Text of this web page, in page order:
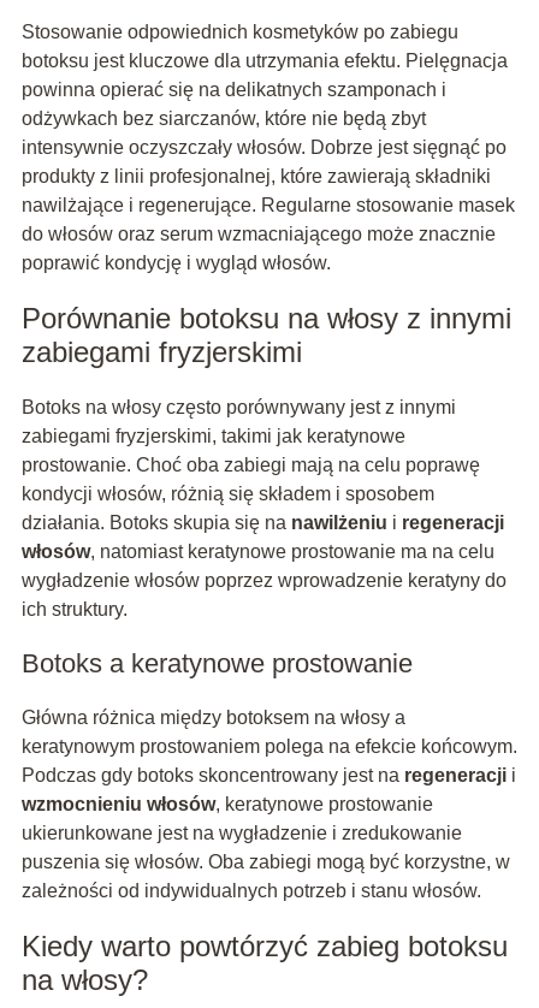
Stosowanie odpowiednich kosmetyków po zabiegu
botoksu jest kluczowe dla utrzymania efektu. Pielęgnacja
powinna opierać się na delikatnych szamponach i
odżywkach bez siarczanów, które nie będą zbyt
intensywnie oczyszczały włosów. Dobrze jest sięgnąć po
produkty z linii profesjonalnej, które zawierają składniki
nawilżające i regenerujące. Regularne stosowanie masek
do włosów oraz serum wzmacniającego może znacznie
poprawić kondycję i wygląd włosów.
Porównanie botoksu na włosy z innymi
zabiegami fryzjerskimi
Botoks na włosy często porównywany jest z innymi
zabiegami fryzjerskimi, takimi jak keratynowe
prostowanie. Choć oba zabiegi mają na celu poprawę
kondycji włosów, różnią się składem i sposobem
działania. Botoks skupia się na nawilżeniu i regeneracji
włosów, natomiast keratynowe prostowanie ma na celu
wygładzenie włosów poprzez wprowadzenie keratyny do
ich struktury.
Botoks a keratynowe prostowanie
Główna różnica między botoksem na włosy a
keratynowym prostowaniem polega na efekcie końcowym.
Podczas gdy botoks skoncentrowany jest na regeneracjii
wzmocnieniu włosów, keratynowe prostowanie
ukierunkowane jest na wygładzenie i zredukowanie
puszenia się włosów. Oba zabiegi mogą być korzystne, w
zależności od indywidualnych potrzeb i stanu włosów.
Kiedy warto powtórzyć zabieg botoksu
na włosy?